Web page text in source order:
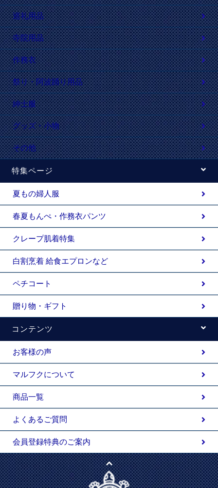
巡礼用品
寺院用品
作務衣
祭り・阿波踊り用品
紳士服
グッズ・小物
その他
特集ページ
夏もの婦人服
春夏もんぺ・作務衣パンツ
クレープ肌着特集
白割烹着 給食エプロンなど
ペチコート
贈り物・ギフト
コンテンツ
お客様の声
マルフクについて
商品一覧
よくあるご質問
会員登録特典のご案内